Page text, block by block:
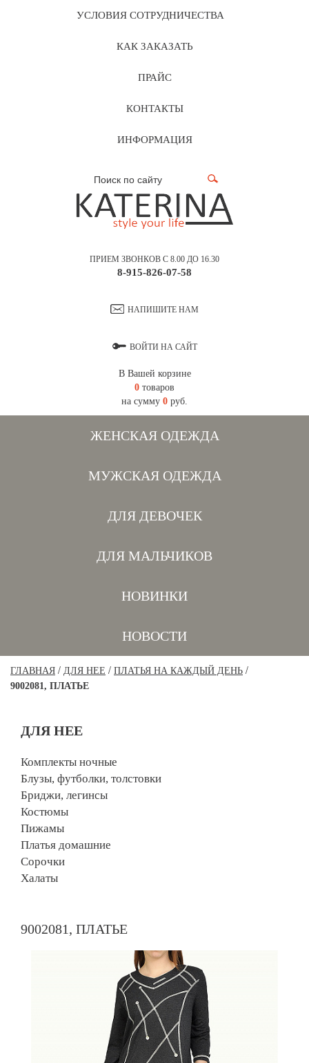
УСЛОВИЯ СОТРУДНИЧЕСТВА
КАК ЗАКАЗАТЬ
ПРАЙС
КОНТАКТЫ
ИНФОРМАЦИЯ
ПРИЕМ ЗВОНКОВ С 8.00 ДО 16.30
8-915-826-07-58
НАПИШИТЕ НАМ
ВОЙТИ НА САЙТ
В Вашей корзине
0 товаров
на сумму 0 руб.
ЖЕНСКАЯ ОДЕЖДА
МУЖСКАЯ ОДЕЖДА
ДЛЯ ДЕВОЧЕК
ДЛЯ МАЛЬЧИКОВ
НОВИНКИ
НОВОСТИ
ГЛАВНАЯ / ДЛЯ НЕЕ / ПЛАТЬЯ НА КАЖДЫЙ ДЕНЬ /
9002081, ПЛАТЬЕ
ДЛЯ НЕЕ
Комплекты ночные
Блузы, футболки, толстовки
Бриджи, легинсы
Костюмы
Пижамы
Платья домашние
Сорочки
Халаты
9002081, ПЛАТЬЕ